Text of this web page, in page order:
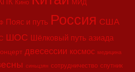
Кино МИД
Пояс и путь Россия США
ШОС Шёлковый путь азиада
двесессии космос медицина
синьцзян сотрудничество спутник